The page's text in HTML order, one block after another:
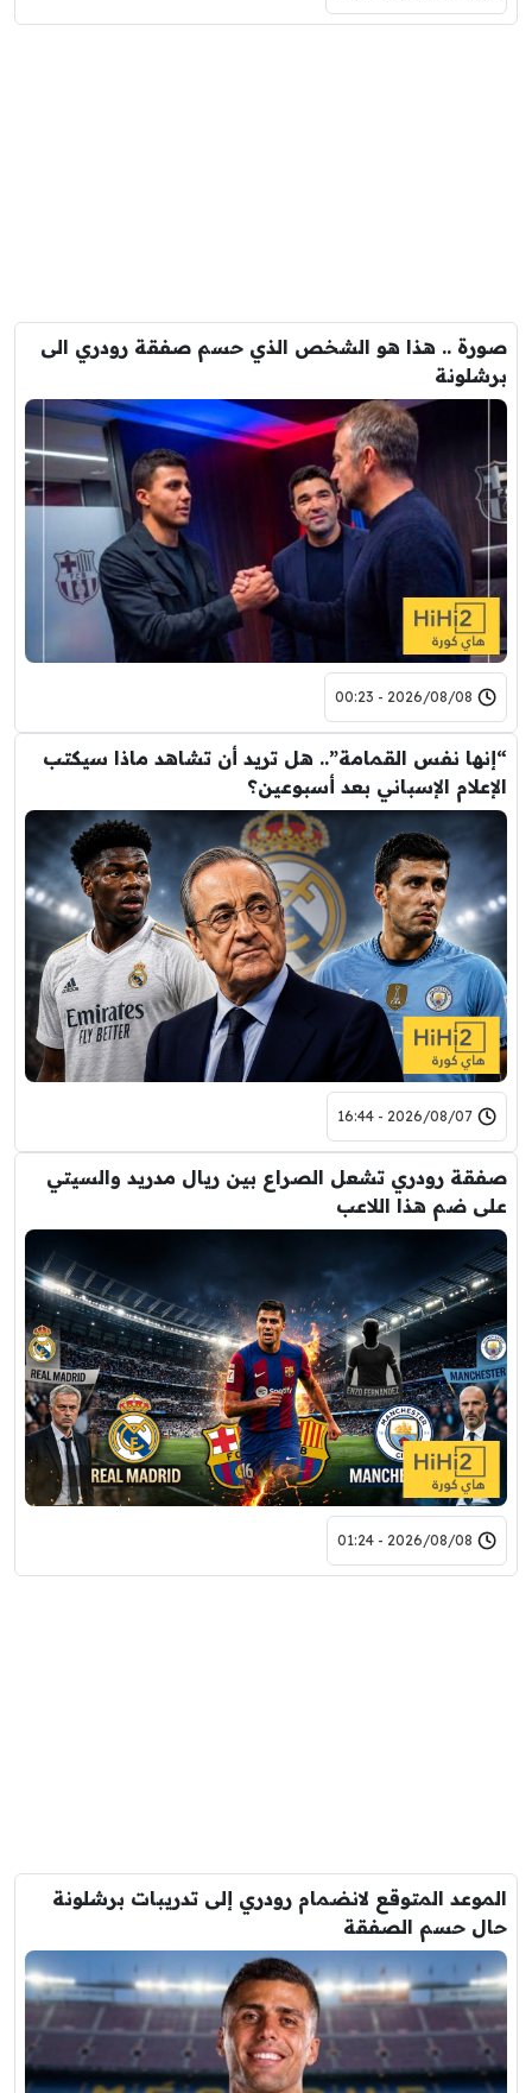
صورة .. هذا هو الشخص الذي حسم صفقة رودري الى
برشلونة
2026/08/08 - 00:23
“إنها نفس القمامة”.. هل تريد أن تشاهد ماذا سيكتب
الإعلام الإسباني بعد أسبوعين؟
2026/08/07 - 16:44
صفقة رودري تشعل الصراع بين ريال مدريد والسيتي
على ضم هذا اللاعب
2026/08/08 - 01:24
الموعد المتوقع لانضمام رودري إلى تدريبات برشلونة
حال حسم الصفقة